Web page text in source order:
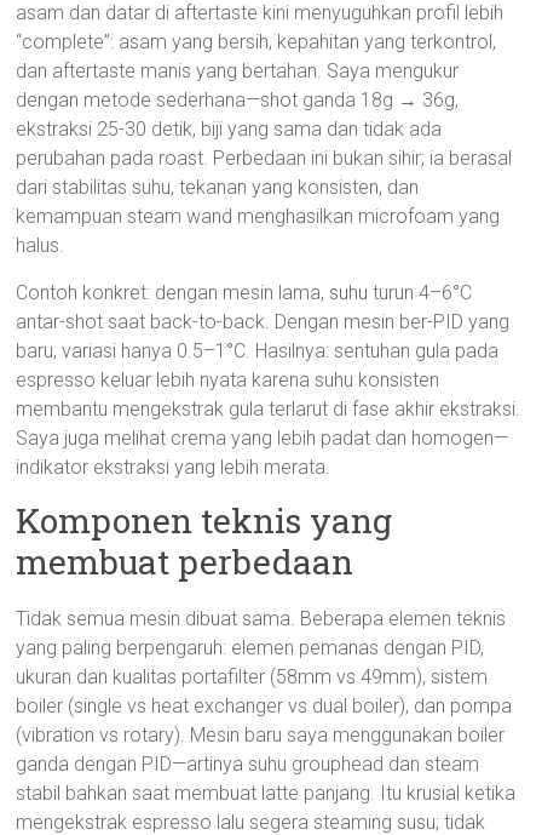
asam dan datar di aftertaste kini menyuguhkan profil lebih
“complete”: asam yang bersih, kepahitan yang terkontrol,
dan aftertaste manis yang bertahan. Saya mengukur
dengan metode sederhana—shot ganda 18g → 36g,
ekstraksi 25-30 detik, biji yang sama dan tidak ada
perubahan pada roast. Perbedaan ini bukan sihir; ia berasal
dari stabilitas suhu, tekanan yang konsisten, dan
kemampuan steam wand menghasilkan microfoam yang
halus.
Contoh konkret: dengan mesin lama, suhu turun 4–6°C
antar-shot saat back-to-back. Dengan mesin ber-PID yang
baru, variasi hanya 0.5–1°C. Hasilnya: sentuhan gula pada
espresso keluar lebih nyata karena suhu konsisten
membantu mengekstrak gula terlarut di fase akhir ekstraksi.
Saya juga melihat crema yang lebih padat dan homogen—
indikator ekstraksi yang lebih merata.
Komponen teknis yang
membuat perbedaan
Tidak semua mesin dibuat sama. Beberapa elemen teknis
yang paling berpengaruh: elemen pemanas dengan PID,
ukuran dan kualitas portafilter (58mm vs 49mm), sistem
boiler (single vs heat exchanger vs dual boiler), dan pompa
(vibration vs rotary). Mesin baru saya menggunakan boiler
ganda dengan PID—artinya suhu grouphead dan steam
stabil bahkan saat membuat latte panjang. Itu krusial ketika
mengekstrak espresso lalu segera steaming susu; tidak